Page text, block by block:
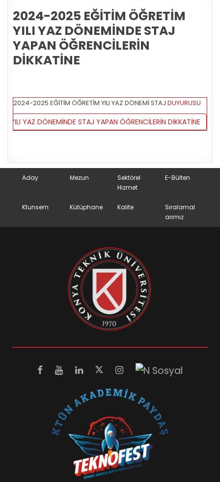
2024-2025 EĞİTİM ÖĞRETİM
YILI YAZ DÖNEMİNDE STAJ
YAPAN ÖĞRENCİLERİN
DİKKATİNE
2024-2025 EĞİTİM ÖĞRETİM YILI YAZ DÖNEMİ STAJ DUYURUSU
YAZ DÖNEMİNDE STAJ YAPAN ÖĞRENCİLERİN DİKKATİNE
Aday Mezun
Sektörel
Hizmet
E-Bülten
Ktunsem Kütüphane Kalite
Sıralamal
arımız